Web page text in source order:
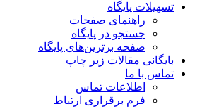
تسهیلات پایگاه
راهنمای صفحات
جستجو در پایگاه
صفحه برترین‌های پایگاه
بایگانی مقالات زیر چاپ
تماس با ما
اطلاعات تماس
فرم برقراری ارتباط